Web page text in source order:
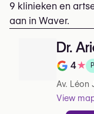
9 klinieken en
aan in Waver.
Dr.
Note de
4★
Av. Léon
View